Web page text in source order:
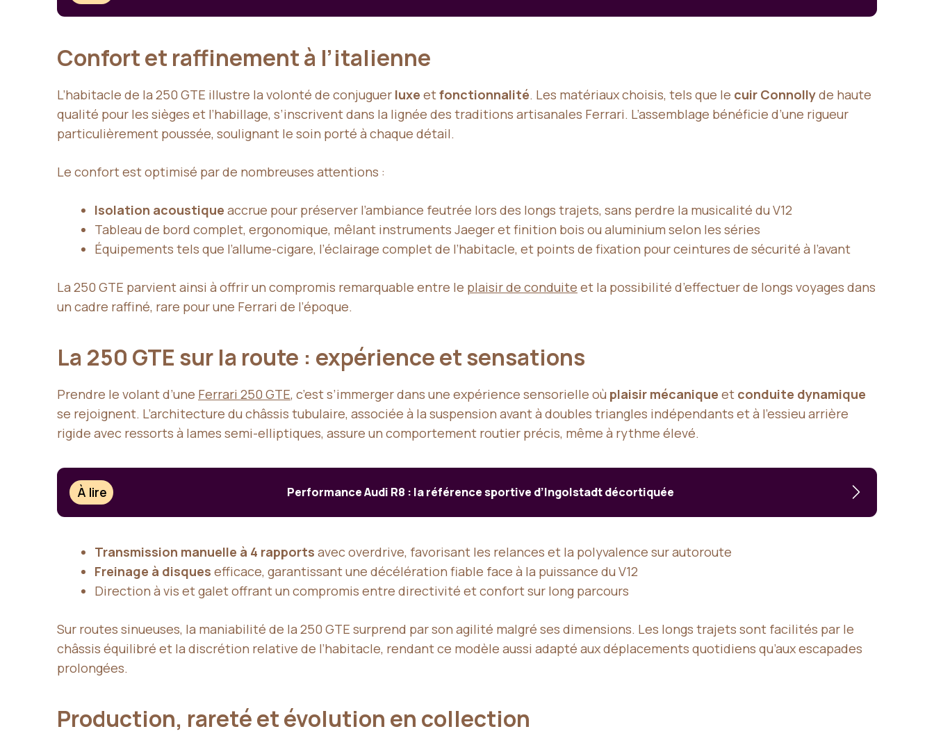
Confort et raffinement à l’italienne
L’habitacle de la 250 GTE illustre la volonté de conjuguer luxe etfonctionnalité. Les matériaux choisis, tels que le cuir Connollyde haute
qualité pour les sièges et l’habillage, s’inscrivent dans la lignée des traditions artisanales Ferrari. L’assemblage bénéficie d’une rigueur
particulièrement poussée, soulignant le soin porté à chaque détail.
Le confort est optimisé par de nombreuses attentions :
Isolation acoustique accrue pour préserver l’ambiance feutrée lors des longs trajets, sans perdre la musicalité du V12
Tableau de bord complet, ergonomique, mêlant instruments Jaeger et finition bois ou aluminium selon les séries
Équipements tels que l’allume-cigare, l’éclairage complet de l’habitacle, et points de fixation pour ceintures de sécurité à l’avant
La 250 GTE parvient ainsi à offrir un compromis remarquable entre le plaisir de conduite et la possibilité d’effectuer de longs voyages dans
un cadre raffiné, rare pour une Ferrari de l’époque.
La 250 GTE sur la route : expérience et sensations
Prendre le volant d’une Ferrari 250 GTE, c’est s’immerger dans une expérience sensorielle où plaisir mécanique et conduite dynamique
se rejoignent. L’architecture du châssis tubulaire, associée à la suspension avant à doubles triangles indépendants et à l’essieu arrière
rigide avec ressorts à lames semi-elliptiques, assure un comportement routier précis, même à rythme élevé.
À lire Performance Audi R8 : la référence sportive d’Ingolstadt décortiquée
Transmission manuelle à 4 rapports avec overdrive, favorisant les relances et la polyvalence sur autoroute
Freinage à disques efficace, garantissant une décélération fiable face à la puissance du V12
Direction à vis et galet offrant un compromis entre directivité et confort sur long parcours
Sur routes sinueuses, la maniabilité de la 250 GTE surprend par son agilité malgré ses dimensions. Les longs trajets sont facilités par le
châssis équilibré et la discrétion relative de l’habitacle, rendant ce modèle aussi adapté aux déplacements quotidiens qu’aux escapades
prolongées.
Production, rareté et évolution en collection